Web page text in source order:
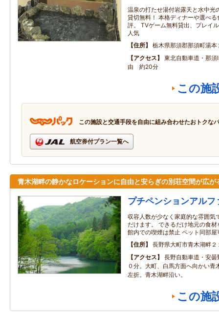
温泉の打たせ湯付岩露天と水中光
貸切無料！ 本格ディナーや選べ
評。 TVゲーム無料貸出、プレイ
人気
住所
栃木県那須郡那須町湯
アクセス
東北自動車道・那
由 約20分
この施
この施設と交通手段を自由に組み合わせたおトクな
航空券付プラン一覧へ
青木湖畔の静かなロケーションに自由と安らぎの別荘空間が広が
プチペンションアルフ
収容人数が少なく家庭的な雰囲気
だけます。 できるだけ地元の食
館内での喫煙は禁止 ペット同部
住所
長野県大町市青木湖畔２
アクセス
長野自動車道・安
０分。大町、白馬方面へ向かい青
左折。青木湖畔沿い。
この施